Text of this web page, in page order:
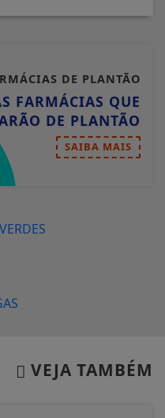
DE PLANTÃO
FARMÁCIAS QUE
DE PLANTÃO
SAIBA MAIS
VEJA TAMBÉM